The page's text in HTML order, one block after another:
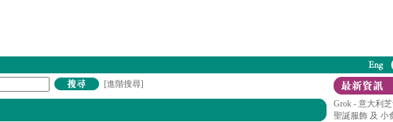
[進階搜尋]
Grok - 意大利
聖誕服飾 及 小